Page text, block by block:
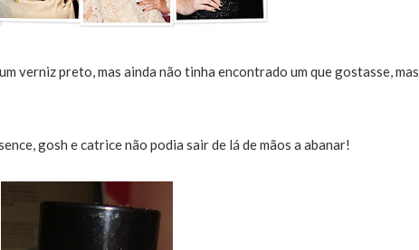
verniz preto, mas ainda não tinha encontrado um que gostasse, mas
gosh e catrice não podia sair de lá de mãos a abanar!